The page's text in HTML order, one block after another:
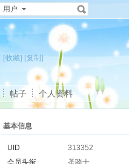
用户
[收藏] [复制]
帖子 个人资料
基本信息
UID
313352
会员头衔
圣骑士